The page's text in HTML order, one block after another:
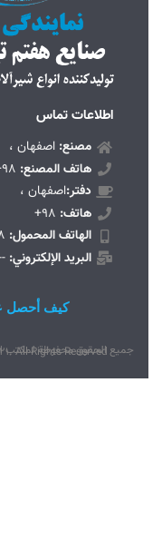
اطلاعات تماس
مصنع: اصفهان ،
هاتف المصنع: 98+
دفتر:اصفهان ،
هاتف: 98+
الهاتف المحمول:
البريد الإلكتروني:
كيف أحصل
جميع الحقوق محفوظة لمكتب التمثيل الرسمي
All Rights Reserved